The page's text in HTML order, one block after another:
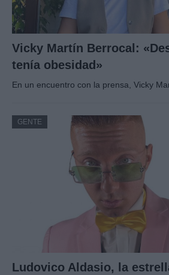
Vicky Martín Berrocal:
tenía obesidad»
En un encuentro con la prensa, Vicky
GENTE
Ludovico Aldasio, la